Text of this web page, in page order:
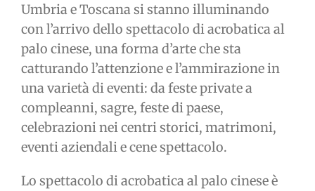
Umbria e Toscana si stanno illuminando
con l’arrivo dello spettacolo di acrobatica al
palo cinese, una forma d’arte che sta
catturando l’attenzione e l’ammirazione in
una varietà di eventi: da feste private a
compleanni, sagre, feste di paese,
celebrazioni nei centri storici, matrimoni,
eventi aziendali e cene spettacolo.
Lo spettacolo di acrobatica al palo cinese è